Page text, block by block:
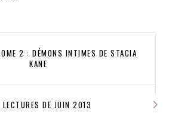
2 : DÉMONS INTIMES DE STACIA
KANE
LECTURES DE JUIN 2013